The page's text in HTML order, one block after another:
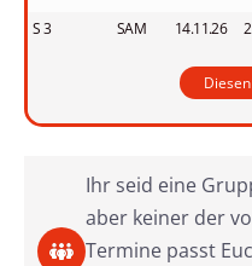
S 3 SAM 14.11.26
Ihr seid eine
aber keiner der
Termine passt